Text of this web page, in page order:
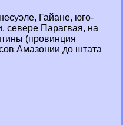
Гайане, юго-
севере Парагвая, на
(провинция
Амaзoнии до штата